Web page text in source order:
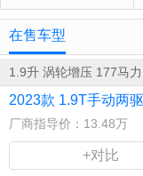
在售车型
1.9升 涡轮增压 177马力
2023款 1.9T手动两
厂商指导价：13.48万
+对比